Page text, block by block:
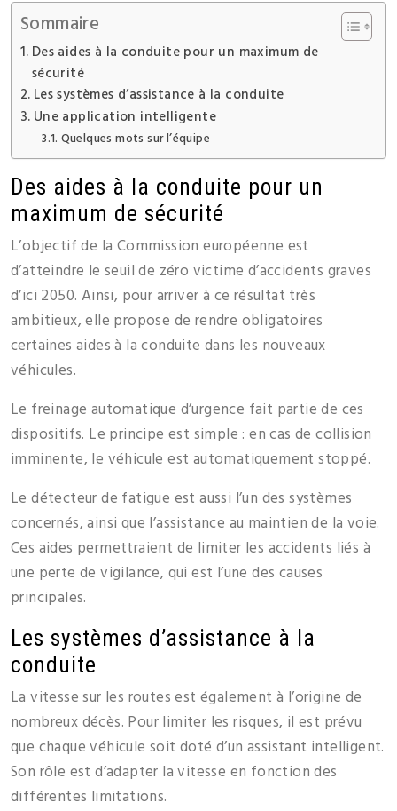
Sommaire
Des aides à la conduite pour un maximum de
sécurité
Les systèmes d’assistance à la conduite
Une application intelligente
Quelques mots sur l’équipe
Des aides à la conduite pour un
maximum de sécurité
L’objectif de la Commission européenne est
d’atteindre le seuil de zéro victime d’accidents graves
d’ici 2050. Ainsi, pour arriver à ce résultat très
ambitieux, elle propose de rendre obligatoires
certaines aides à la conduite dans les nouveaux
véhicules.
Le freinage automatique d’urgence fait partie de ces
dispositifs. Le principe est simple : en cas de collision
imminente, le véhicule est automatiquement stoppé.
Le détecteur de fatigue est aussi l’un des systèmes
concernés, ainsi que l’assistance au maintien de la voie.
Ces aides permettraient de limiter les accidents liés à
une perte de vigilance, qui est l’une des causes
principales.
Les systèmes d’assistance à la
conduite
La vitesse sur les routes est également à l’origine de
nombreux décès. Pour limiter les risques, il est prévu
que chaque véhicule soit doté d’un assistant intelligent.
Son rôle est d’adapter la vitesse en fonction des
différentes limitations.